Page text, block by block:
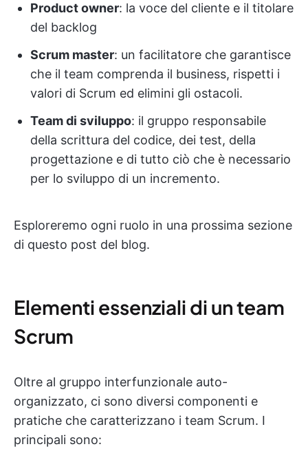
Product owner: la voce del cliente e il titolare
del backlog
Scrum master: un facilitatore che garantisce
che il team comprenda il business, rispetti i
valori di Scrum ed elimini gli ostacoli.
Team di sviluppo: il gruppo responsabile
della scrittura del codice, dei test, della
progettazione e di tutto ciò che è necessario
per lo sviluppo di un incremento.
Esploreremo ogni ruolo in una prossima sezione
di questo post del blog.
Elementi essenziali di un team
Scrum
Oltre al gruppo interfunzionale auto-
organizzato, ci sono diversi componenti e
pratiche che caratterizzano i team Scrum. I
principali sono: